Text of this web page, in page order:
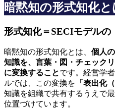
暗黙知の形式知化と
形式知化＝SECIモデルの
暗黙知の形式知化とは、 個人
知識を、言葉・図・チェック
に変換することです。経営学
ルでは、この変換を 「表出化
知識を組織で共有するうえで
位置づけています。